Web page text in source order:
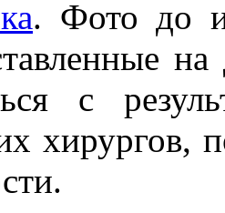
. Фото до и
с
хирургов,